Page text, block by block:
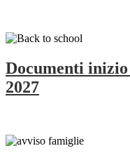
Documenti inizio
2027